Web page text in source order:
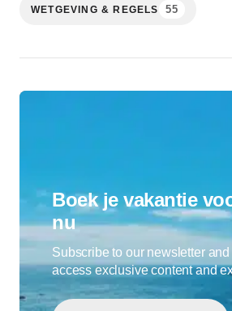
WETGEVING & REGELS 55
Boek je vakantie
nu
Subscribe to our newsletter
access exclusive content and